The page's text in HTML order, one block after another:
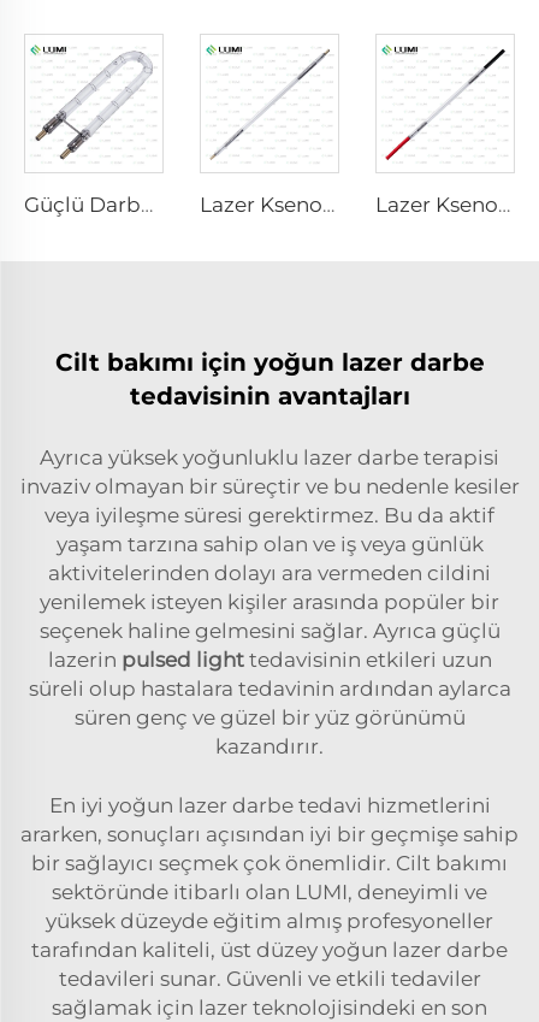
Güçlü Darbeli Bakterisidal Lamba L1890U – 9×40×140U mm Lazer Ksenon Lamba L4290 – 9×140×280 mm Lazer Ksenon Lambası L2421-7×85×150 mm
Cilt bakımı için yoğun lazer darbe
tedavisinin avantajları
Ayrıca yüksek yoğunluklu lazer darbe terapisi
invaziv olmayan bir süreçtir ve bu nedenle kesiler
veya iyileşme süresi gerektirmez. Bu da aktif
yaşam tarzına sahip olan ve iş veya günlük
aktivitelerinden dolayı ara vermeden cildini
yenilemek isteyen kişiler arasında popüler bir
seçenek haline gelmesini sağlar. Ayrıca güçlü
lazerin pulsed light tedavisinin etkileri uzun
süreli olup hastalara tedavinin ardından aylarca
süren genç ve güzel bir yüz görünümü
kazandırır.
En iyi yoğun lazer darbe tedavi hizmetlerini
ararken, sonuçları açısından iyi bir geçmişe sahip
bir sağlayıcı seçmek çok önemlidir. Cilt bakımı
sektöründe itibarlı olan LUMI, deneyimli ve
yüksek düzeyde eğitim almış profesyoneller
tarafından kaliteli, üst düzey yoğun lazer darbe
tedavileri sunar. Güvenli ve etkili tedaviler
sağlamak için lazer teknolojisindeki en son